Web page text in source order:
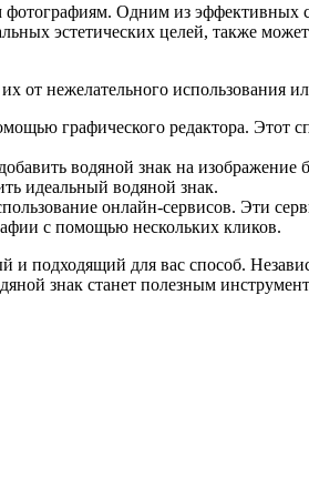
Одним из эффективных
эстетических целей, также
от нежелательного использования
графического редактора. Этот
водяной знак на изображение
идеальный водяной знак.
онлайн-сервисов. Эти
с помощью нескольких кликов.
и подходящий для вас способ.
знак станет полезным